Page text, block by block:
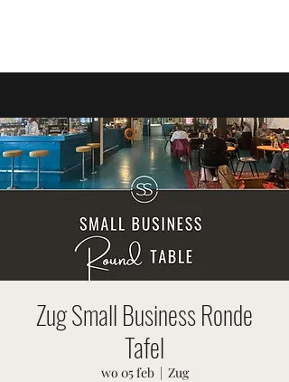
Zug Small Business Ronde
Tafel
wo 05 feb
  |
Zug